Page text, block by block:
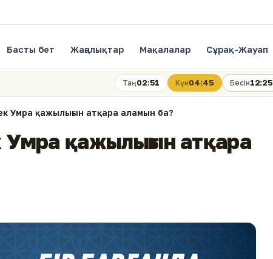
Басты бет Жаңалықтар Мақалалар Сұрақ-Жауап
Таң02:51 Күн04:45 Бесін12:25
Умра қажылығын атқара аламын ба?
Умра қажылығын атқара